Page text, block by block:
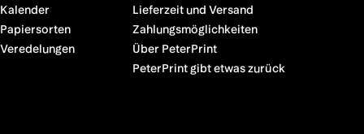
Kalender
Papiersorten
Veredelungen
Lieferzeit und Versand
Zahlungsmöglichkeiten
Über PeterPrint
PeterPrint gibt etwas zurück